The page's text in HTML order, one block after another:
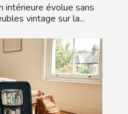
intérieure évolue sans
vintage sur la...